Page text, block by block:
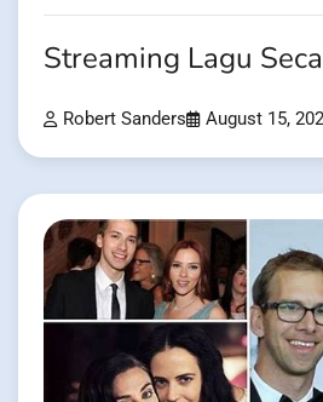
Streaming Lagu
Robert Sanders August 15,